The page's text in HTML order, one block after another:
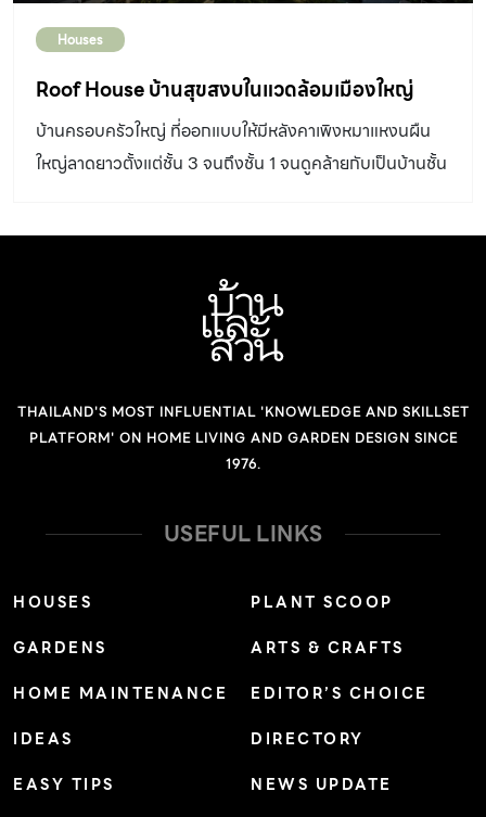
Houses
Roof House บ้านสุขสงบในแวดล้อมเมืองใหญ่
บ้านครอบครัวใหญ่ ที่ออกแบบให้มีหลังคาเพิงหมาแหงนผืน
ใหญ่ลาดยาวตั้งแต่ชั้น 3 จนถึงชั้น 1 จนดูคล้ายกับเป็นบ้านชั้น
THAILAND'S MOST INFLUENTIAL 'KNOWLEDGE AND SKILLSET
PLATFORM' ON HOME LIVING AND GARDEN DESIGN SINCE
1976.
USEFUL LINKS
HOUSES
GARDENS
HOME MAINTENANCE
IDEAS
EASY TIPS
PLANT SCOOP
ARTS & CRAFTS
EDITOR’S CHOICE
DIRECTORY
NEWS UPDATE